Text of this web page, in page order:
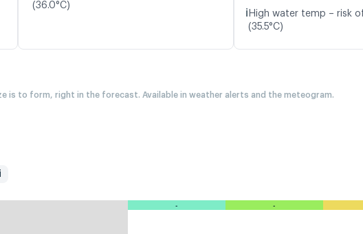
(36.0°C)
ℹ️ High water temp – risk
(35.5°C)
is to form, right in the forecast. Available in weather alerts and the meteogram.
- -